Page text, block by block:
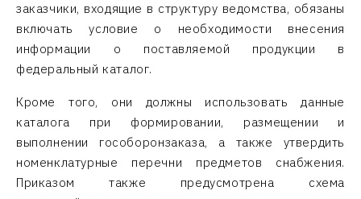
заказчики, входящие в структуру ведомства, обязаны
включать условие о необходимости внесения
информации о поставляемой продукции в
федеральный каталог.
Кроме того, они должны использовать данные
каталога при формировании, размещении и
выполнении гособоронзаказа, а также утвердить
номенклатурные перечни предметов снабжения.
Приказом также предусмотрена схема